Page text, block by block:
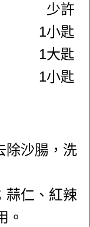
少許
1小匙
1大匙
1小匙
除沙腸，洗
蒜仁、紅辣
。